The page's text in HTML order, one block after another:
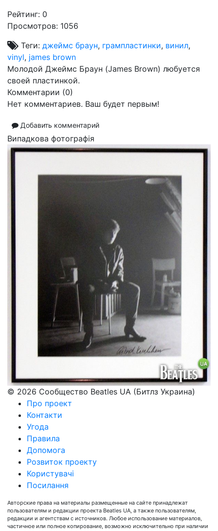
Рейтинг: 0
Просмотров: 1056
Теги: джеймс браун, грампластинки, винил,
vinyl, james brown
Молодой Джеймс Браун (James Brown) любуется
своей пластинкой.
Комментарии (0)
Нет комментариев. Ваш будет первым!
Добавить комментарий
Випадкова фотографія
© 2026 Сообщество Beatles UA (Битлз Украина)
Про проект
Контакти
Угода
Правила
Допомога
Розвиток проекту
Користувачі
Посилання
Авторские права на материалы размещенные на сайте принадлежат
пользователям и редакции проекта Beatles UA, а также пользователям,
редакции и агентствам с источников. Любое использование материалов,
частичное или полное копирование, возможно исключительно при наличии